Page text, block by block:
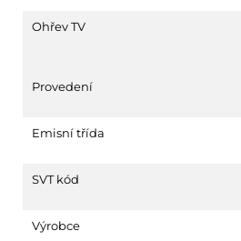
Ohřev TV
Provedení
Emisní třída
SVT kód
Výrobce